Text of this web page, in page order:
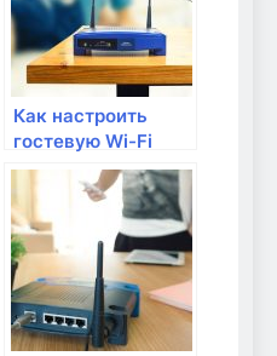
Как настроить
гостевую Wi-Fi
сеть для домашних
гостей?